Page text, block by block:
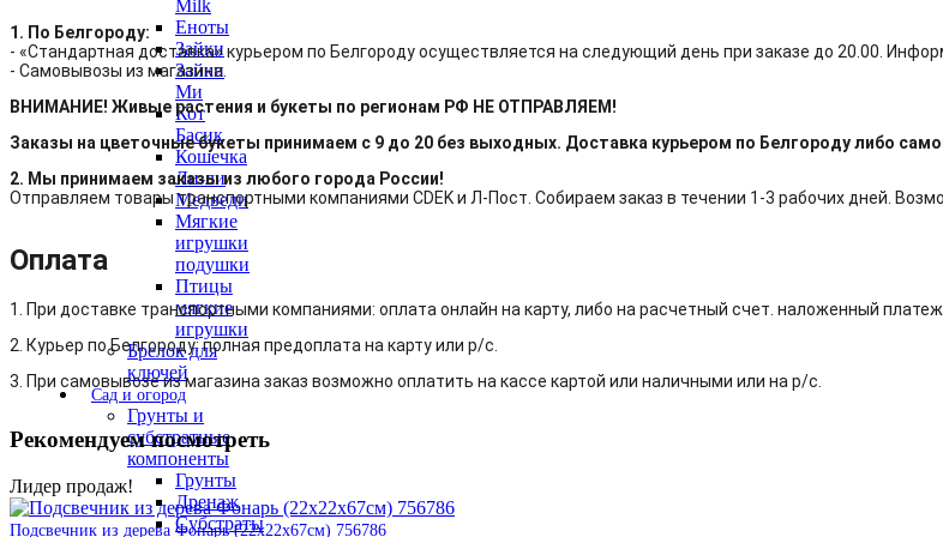
Milk
Еноты
Зайки
Зайки
Ми
Кот
Басик
Кошечка
Ли-ли
Медведи
Мягкие
игрушки
подушки
Птицы
мягкие
игрушки
Брелок для
ключей
Сад и огород
Грунты и
субстратные
компоненты
Грунты
Дренаж
Субстраты
1. По Белгороду:
- «Стандартная доставка» курьером по Белгороду осуществляется на следующий день при заказе до 20.00.
- Самовывозы из магазина.
ВНИМАНИЕ! Живые растения и букеты по регионам РФ НЕ ОТПРАВЛЯЕМ!
Заказы на цветочные букеты принимаем с 9 до 20 без выходных. Доставка курьером по Белгороду либо
2. Мы принимаем заказы из любого города России!
Отправляем товары транспортными компаниями CDEK и Л-Пост. Собираем заказ в течении 1-3 рабочих дней.
Оплата
1. При доставке транспортными компаниями: оплата онлайн на карту, либо на расчетный счет. наложенный платеж
2. Курьер по Белгороду: полная предоплата на карту или р/с.
3. При самовывозе из магазина заказ возможно оплатить на кассе картой или наличными или на р/с.
Рекомендуем посмотреть
Лидер продаж!
Подсвечник из дерева Фонарь (22х22х67см) 756786